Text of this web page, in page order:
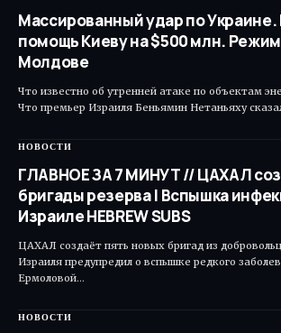
Массированный удар по Украине.
помощь Киеву на $500 млн.
Молдове
Что известно об утренней атаке по объектам
Что премьер Израиля Беньямин Нетаньяху
НОВОСТИ
ГЛАВНОЕ ЗА 7 МИНУТ // ЦАХАЛ
бригады резерва | Вспышка
Израиле HEBREW SUBS
ЦАХАЛ создаёт пять новых бригад из
Израиля предупредил о вспышке редкого
Ермоловой…
НОВОСТИ